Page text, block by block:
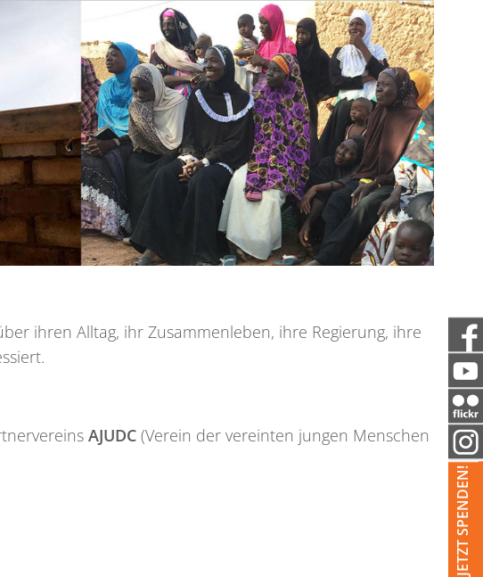
JETZT SPENDEN!
ihren Alltag, ihr Zusammenleben, ihre Regierung, ihre
AJUDC (Verein der vereinten jungen Menschen